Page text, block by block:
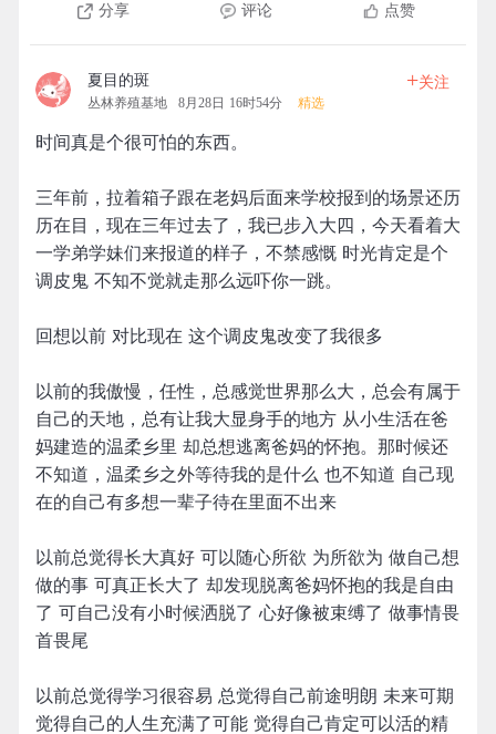
分享 评论 点赞
夏目的斑
丛林养殖基地 8月28日 16时54分 精选
+关注
时间真是个很可怕的东西。
三年前，拉着箱子跟在老妈后面来学校报到的场景还历
历在目，现在三年过去了，我已步入大四，今天看着大
一学弟学妹们来报道的样子，不禁感慨 时光肯定是个
调皮鬼 不知不觉就走那么远吓你一跳。
回想以前 对比现在 这个调皮鬼改变了我很多
以前的我傲慢，任性，总感觉世界那么大，总会有属于
自己的天地，总有让我大显身手的地方 从小生活在爸
妈建造的温柔乡里 却总想逃离爸妈的怀抱。那时候还
不知道，温柔乡之外等待我的是什么 也不知道 自己现
在的自己有多想一辈子待在里面不出来
以前总觉得长大真好 可以随心所欲 为所欲为 做自己想
做的事 可真正长大了 却发现脱离爸妈怀抱的我是自由
了 可自己没有小时候洒脱了 心好像被束缚了 做事情畏
首畏尾
以前总觉得学习很容易 总觉得自己前途明朗 未来可期
觉得自己的人生充满了可能 觉得自己肯定可以活的精